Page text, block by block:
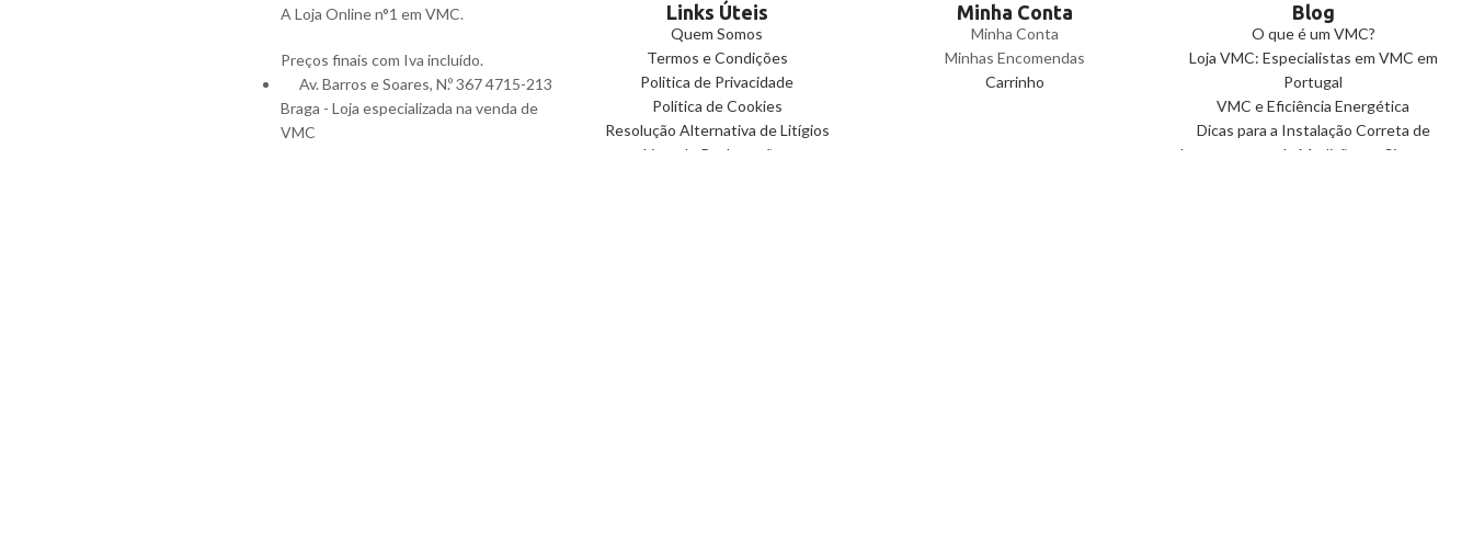
A Loja Online n°1 em VMC.
Preços finais com Iva incluído.
Av. Barros e Soares, N.º 367 4715-213
Braga - Loja especializada na venda de
VMC
Links Úteis
Quem Somos
Termos e Condições
Politica de Privacidade
Política de Cookies
Resolução Alternativa de Litígios
Livro de Reclamações
Minha Conta
Minha Conta
Minhas Encomendas
Carrinho
Blog
O que é um VMC?
Loja VMC: Especialistas em VMC em
Portugal
VMC e Eficiência Energética
Dicas para a Instalação Correta de
Instrumentos de Medição em Sistemas